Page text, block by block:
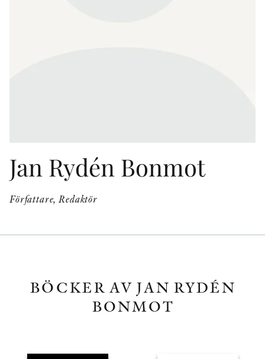
Jan Rydén Bonmot
Författare, Redaktör
BÖCKER AV JAN RYDÉN
BONMOT